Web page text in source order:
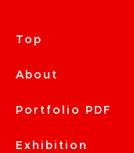
Top
About
Portfolio PDF
Exhibition